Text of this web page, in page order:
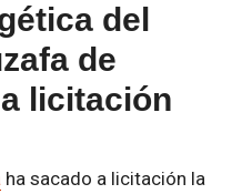
del
de
licitación
ha sacado a licitación la